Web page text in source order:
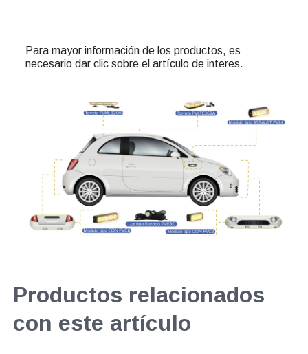
Para mayor información de los productos, es
necesario dar clic sobre el artículo de interes.
Productos relacionados
con este artículo